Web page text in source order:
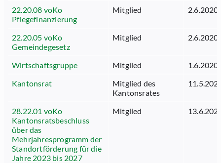
22.20.08 voKo
Pflegefinanzierung
Mitglied 2.6.2020
22.20.05 voKo
Gemeindegesetz
Mitglied 2.6.2020
Wirtschaftsgruppe Mitglied
1.6.2020
Kantonsrat
Mitglied des
Kantonsrates
28.22.01 voKo
Kantonsratsbeschluss
über das
Mehrjahresprogramm der
Standortförderung für die
Jahre 2023 bis 2027
Mitglied